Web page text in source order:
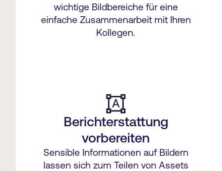
wichtige Bildbereiche für eine
einfache Zusammenarbeit mit Ihren
Kollegen.
Berichterstattung
vorbereiten
Sensible Informationen auf Bildern
lassen sich zum Teilen von Assets